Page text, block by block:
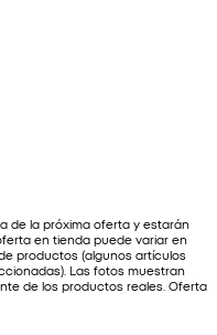
de la próxima oferta y estarán
en tienda puede variar en
productos (algunos artículos
Las fotos muestran
de los productos reales. Oferta